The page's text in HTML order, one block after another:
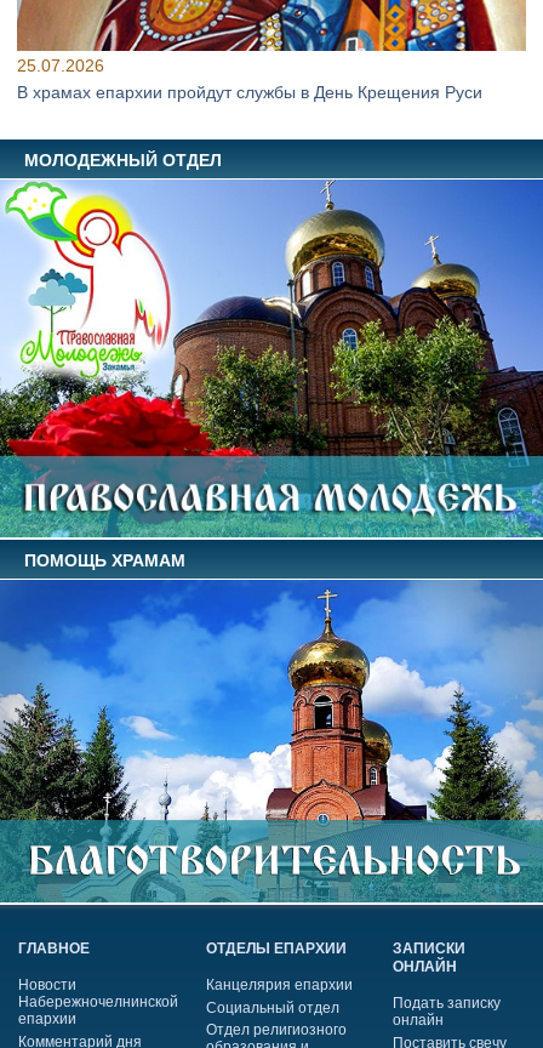
25.07.2026
В храмах епархии пройдут службы в День Крещения Руси
МОЛОДЕЖНЫЙ ОТДЕЛ
ПОМОЩЬ ХРАМАМ
ГЛАВНОЕ
Новости
Набережночелнинской
епархии
Комментарий дня
ОТДЕЛЫ ЕПАРХИИ
Канцелярия епархии
Социальный отдел
Отдел религиозного
ЗАПИСКИ
ОНЛАЙН
Подать записку
онлайн
Поставить свечу